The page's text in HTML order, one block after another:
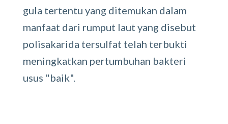
gula tertentu yang ditemukan dalam
manfaat dari rumput laut yang disebut
polisakarida tersulfat telah terbukti
meningkatkan pertumbuhan bakteri
usus "baik".